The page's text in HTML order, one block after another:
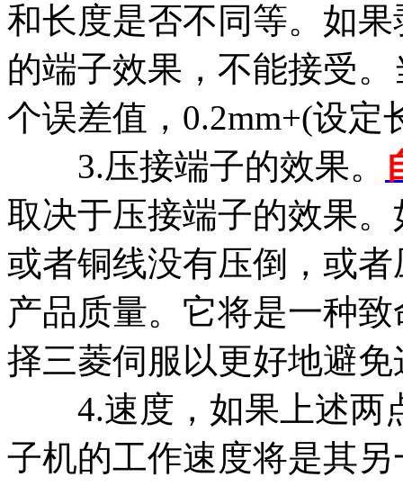
和长度是否不同等。如
的端子效果，不能接受
个误差值，0.2mm+(设定
3.压接端子的效果。
取决于压接端子的效果
或者铜线没有压倒，或
产品质量。它将是一种
择三菱伺服以更好地避
4.速度，如果上述两
子机的工作速度将是其